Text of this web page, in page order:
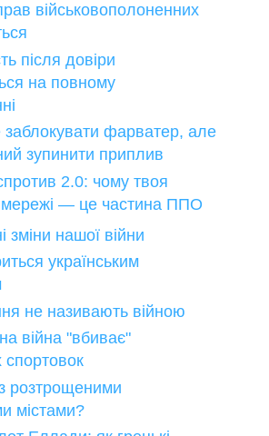
військовополоненних
після довіри
на повному
фарватер, але
зупинити приплив
2.0: чому твоя
мережі — це частина ППО
зміни нашої війни
українським
не називають війною
війна "вбиває"
спортовок
розтрощеними
містами?